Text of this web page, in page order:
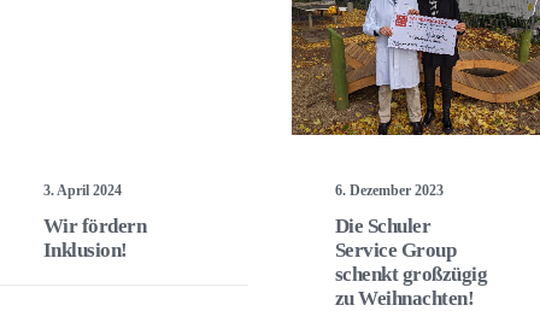
3. April 2024
Wir fördern
Inklusion!
6. Dezember 2023
Die Schuler
Service Group
schenkt großzügig
zu Weihnachten!